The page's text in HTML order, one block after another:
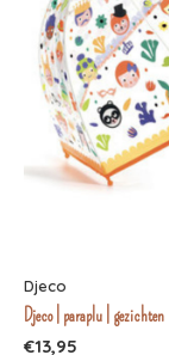
Djeco
Djeco | paraplu | gezichten
€13,95